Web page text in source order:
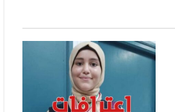
جثتها في حاوية فضلات وسط العاصمة!.
ضحاياها بالعشرات: إيقاف امرأة تخدر الرجال
بالعصير وتصورهم لابتزازهم!